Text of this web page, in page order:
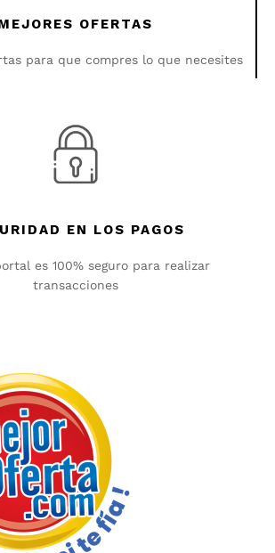
OFERTAS
para que compres lo que necesites
EN LOS PAGOS
es 100% seguro para realizar
transacciones